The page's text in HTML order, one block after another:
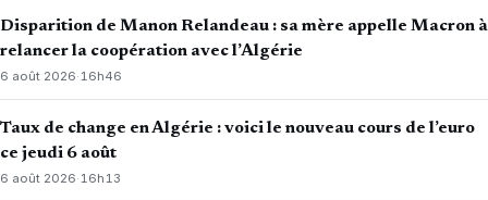
Disparition de Manon Relandeau : sa mère appelle Macron à
relancer la coopération avec l’Algérie
6 août 2026· 16h46
Taux de change en Algérie : voici le nouveau cours de l’euro
ce jeudi 6 août
6 août 2026·16h13